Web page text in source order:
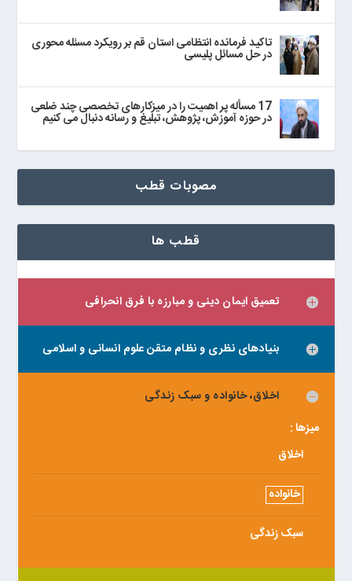
تاکید فرمانده انتظامی استان قم بر رویکرد مسئله محوری
در حل مسائل پلیسی
17 مسأله پر اهمیت را در میزکارهای تخصصی چند ضلعی
در حوزه آموزش، پژوهش، تبلیغ و رسانه دنبال می‌ کنیم
مصوبات قطب
قطب ها
تعمیق ایمان دینی و مبارزه با فرق انحرافی
بنیادهای نظری و نظام متقن علوم انسانی و اسلامی
اخلاق، خانواده و سبک زندگی
میزها :
اخلاق
خانواده
سبک زندگی